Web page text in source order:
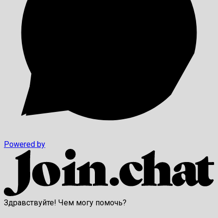
Powered by
Здравствуйте! Чем могу помочь?